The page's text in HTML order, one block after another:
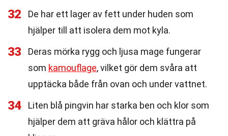
32
De har ett lager av fett under huden som
hjälper till att isolera dem mot kyla.
33
Deras mörka rygg och ljusa mage fungerar
som kamouflage, vilket gör dem svåra att
upptäcka både från ovan och under vattnet.
34
Liten blå pingvin har starka ben och klor som
hjälper dem att gräva hålor och klättra på